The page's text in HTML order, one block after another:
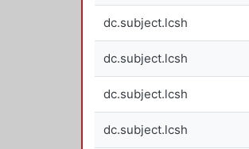
dc.subject.lcsh
dc.subject.lcsh
dc.subject.lcsh
dc.subject.lcsh